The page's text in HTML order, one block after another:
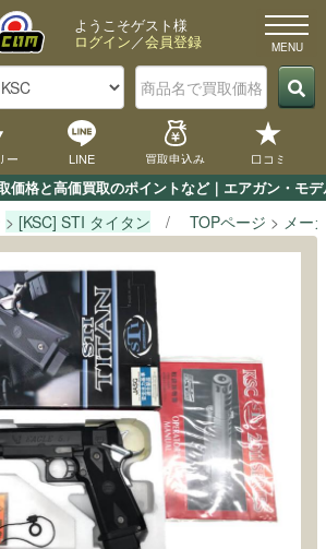
価格と高価買取のポイントなど｜エアガン・モ
ようこそゲスト様
ログイン／会員登録
ー LINE 買取申込み 口コミ
[KSC] STI タイタン TOPページ メー